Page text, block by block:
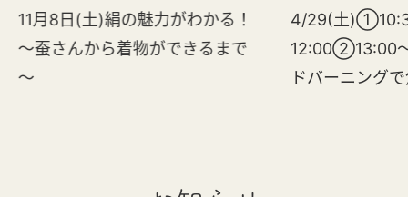
11月8日(土)絹の魅力がわかる！
～蚕さんから着物ができるまで
～
4/29(土
12:00②13:00
ドバーニング